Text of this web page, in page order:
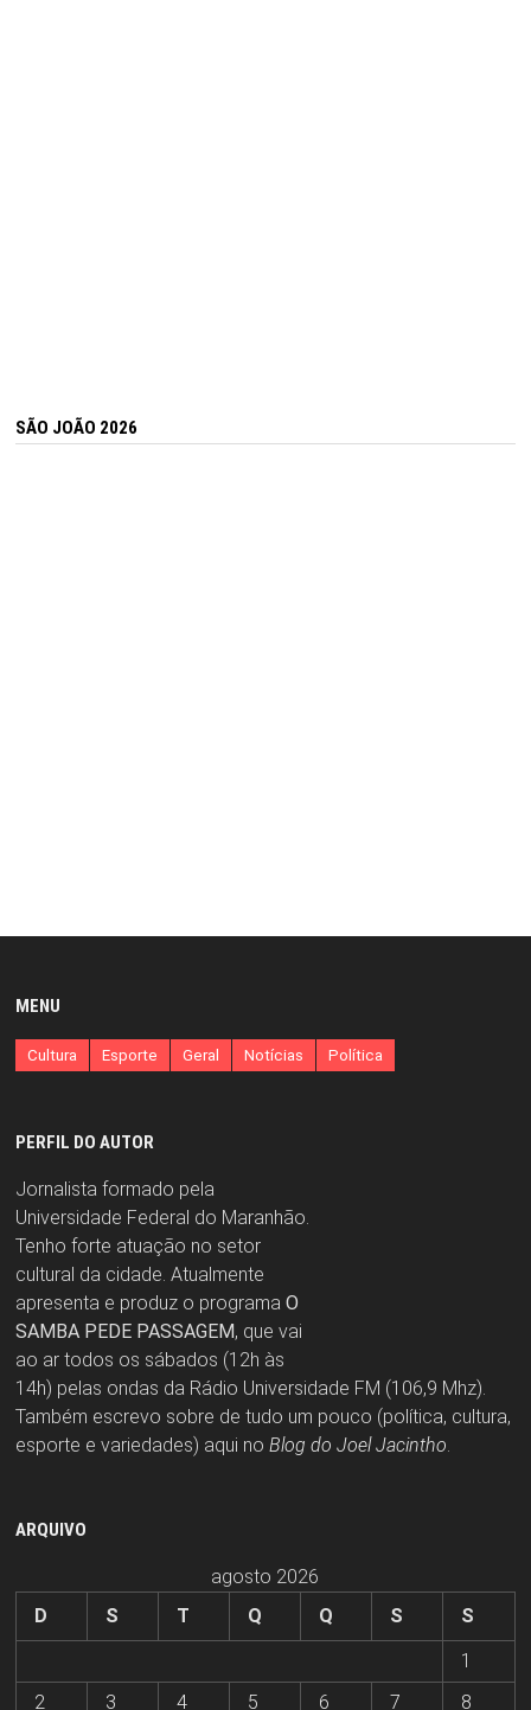
SÃO JOÃO 2026
MENU
Cultura Esporte Geral Notícias Política
PERFIL DO AUTOR
Jornalista formado pela
Universidade Federal do Maranhão.
Tenho forte atuação no setor
cultural da cidade. Atualmente
apresenta e produz o programa O
SAMBA PEDE PASSAGEM, que vai
ao ar todos os sábados (12h às
14h) pelas ondas da Rádio Universidade FM (106,9 Mhz).
Também escrevo sobre de tudo um pouco (política, cultura,
esporte e variedades) aqui no Blog do Joel Jacintho.
ARQUIVO
agosto 2026
D
S T Q Q S
S
1
2
3 4 5 6 7 8